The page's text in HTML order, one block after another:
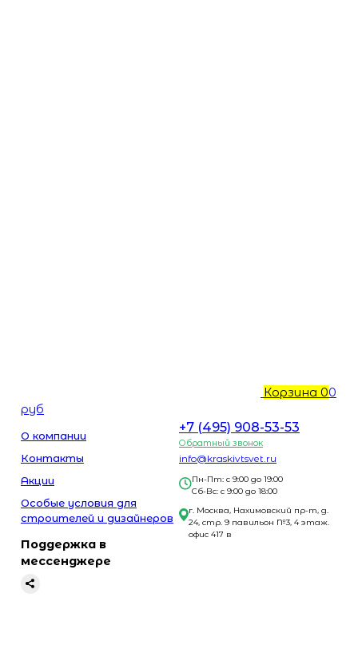
Корзина 00
руб
О компании
Контакты
Акции
Особые условия для
строителей и дизайнеров
Поддержка в
мессенджере
+7 (495) 908-53-53
Обратный звонок
info@kraskivtsvet.ru
Пн-Пт: с 9:00 до 19:00
Сб-Вс: с 9:00 до 18:00
г. Москва, Нахимовский пр-т, д.
24, стр. 9 павильон №3, 4 этаж.
офис 417 в